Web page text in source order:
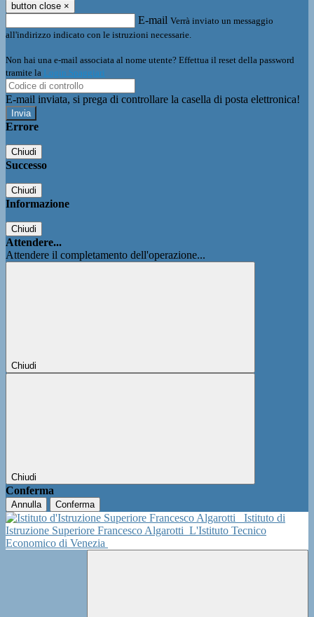
button close ×
E-mail Verrà inviato un messaggio
all'indirizzo indicato con le istruzioni necessarie.
Non hai una e-mail associata al nome utente? Effettua il reset della password
tramite la Login Spaggiari
E-mail inviata, si prega di controllare la casella di posta elettronica!
Errore
Chiudi
Successo
Chiudi
Informazione
Chiudi
Attendere...
Attendere il completamento dell'operazione...
Chiudi
Chiudi
Conferma
Annulla Conferma
Istituto di
Istruzione Superiore Francesco Algarotti L'Istituto Tecnico
Economico di Venezia